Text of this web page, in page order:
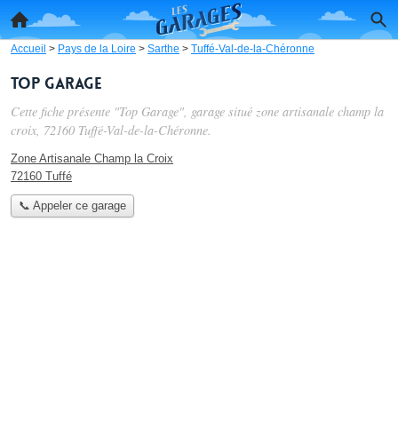
Accueil > Pays de la Loire > Sarthe > Tuffé-Val-de-la-Chéronne
Top Garage
Cette fiche présente "Top Garage", garage situé zone artisanale champ la
croix, 72160 Tuffé-Val-de-la-Chéronne.
Zone Artisanale Champ la Croix
72160 Tuffé
📞 Appeler ce garage